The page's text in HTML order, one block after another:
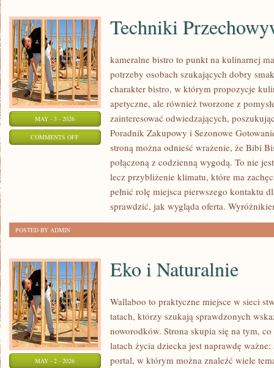
MAY - 3 - 2026
COMMENTS OFFON
PRZECHOWYWANIA
Techniki
kameralne bistro to punkt na kulinarnej
potrzeby osobach szukających dobry
charakter bistro, w którym propozycje
apetyczne, ale również tworzone z
zainteresować odwiedzających,
Poradnik Zakupowy i Sezonowe
stroną można odnieść wrażenie, że Bibi
połączoną z codzienną wygodą. To nie
lecz przybliżenie klimatu, które ma
pełnić rolę miejsca pierwszego kontaktu
sprawdzić, jak wygląda oferta.
POSTED BY ADMIN
MAY - 2 - 2026
Eko i Naturalnie
Wallaboo to praktyczne miejsce w sieci
tatach, którzy szukają sprawdzonych
noworodków. Strona skupia się na tym,
latach życia dziecka jest naprawdę
portal, w którym można znaleźć wiele